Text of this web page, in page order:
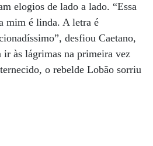
elogios de lado a lado. “Essa
mim é linda. A letra é
desfiou Caetano,
ir às lágrimas na primeira vez
o rebelde Lobão sorriu